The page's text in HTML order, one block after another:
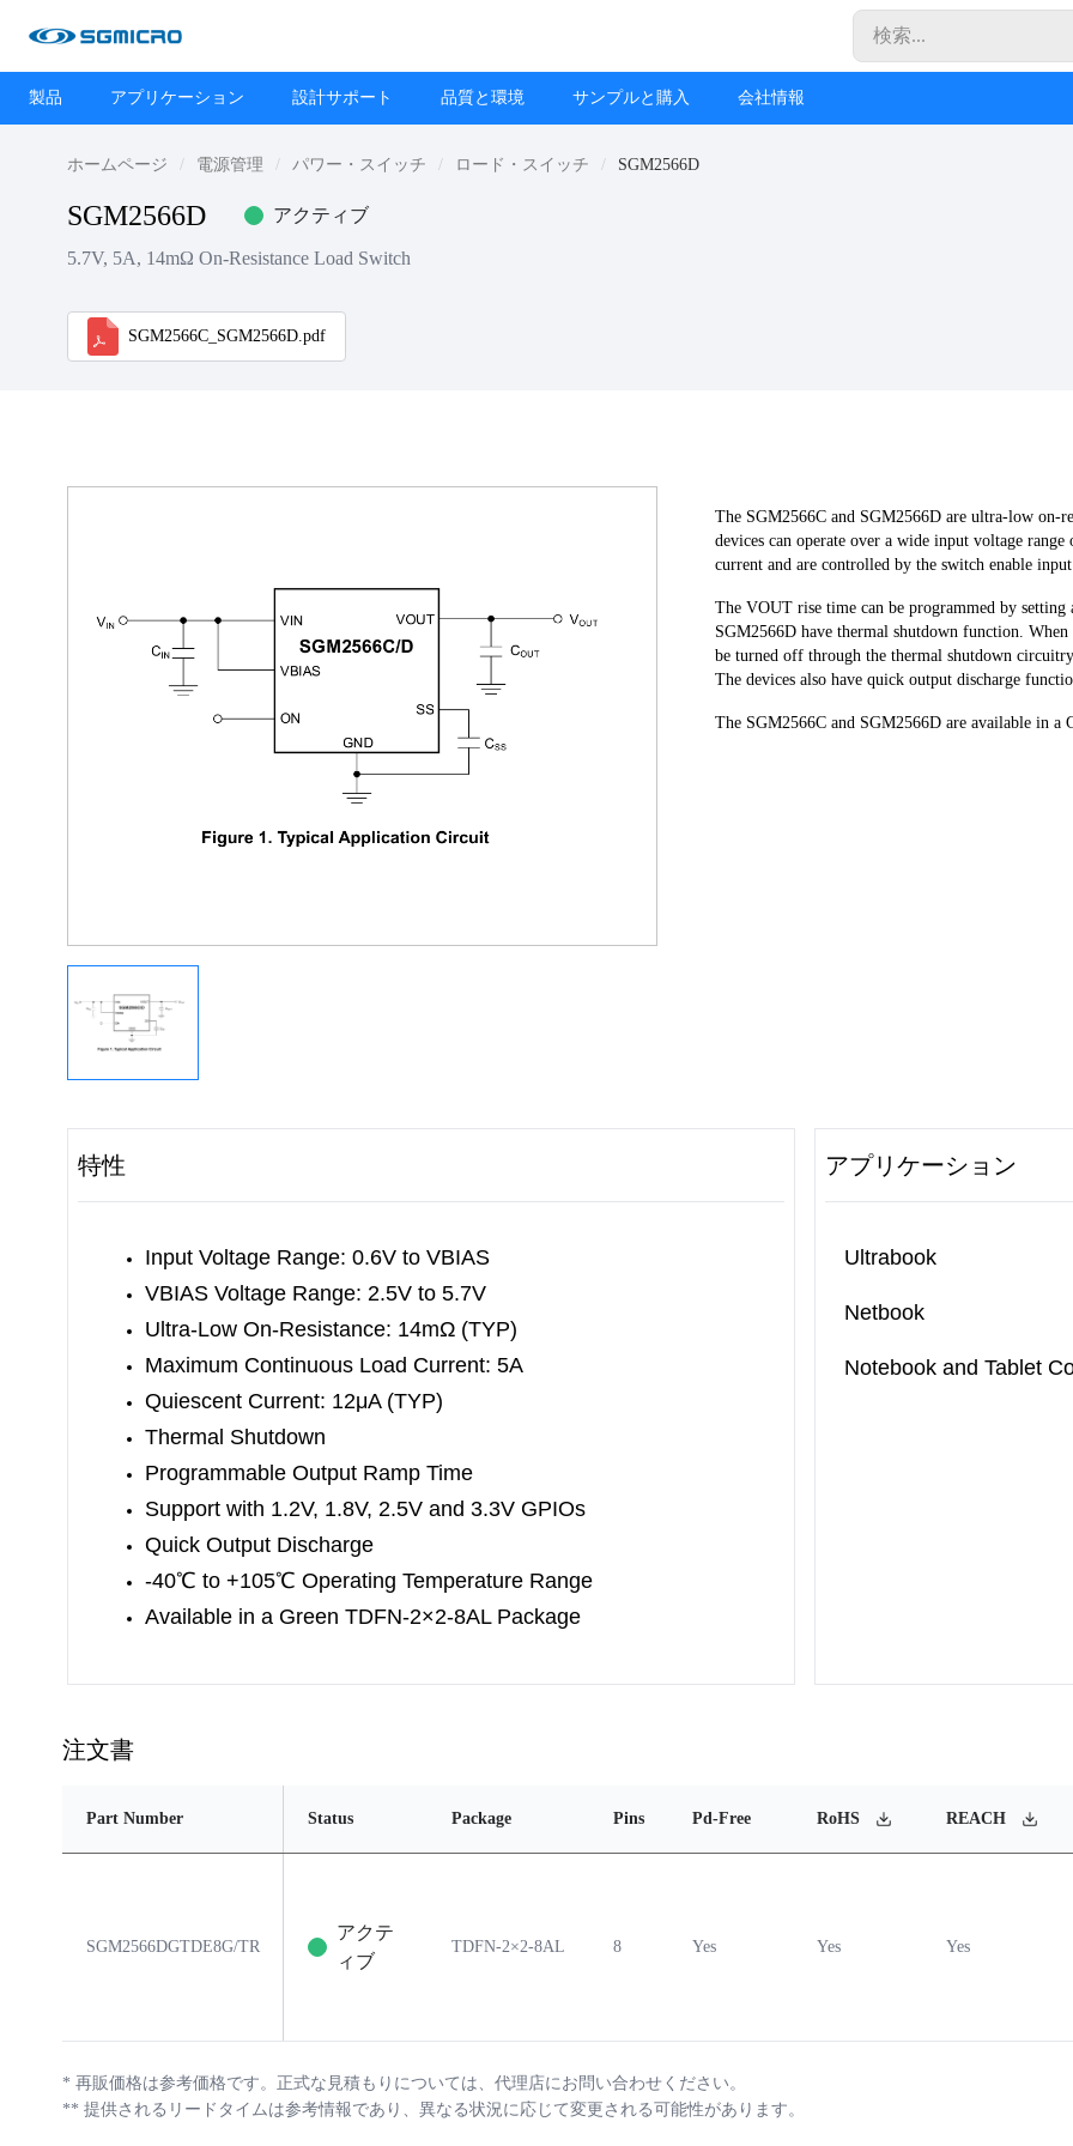
製品 アプリケーション 設計サポート 品質と環境 サンプルと購入 会社情報
ホームページ 電源管理 パワー・スイッチ ロード・スイッチ SGM2566D
SGM2566D アクティブ
5.7V, 5A, 14mΩ On-Resistance Load Switch
SGM2566C_SGM2566D.pdf
The SGM2566C and SGM2566D are ultra-low on-
devices can operate over a wide input voltage
current and are controlled by the switch enable
The VOUT rise time can be programmed by
SGM2566D have thermal shutdown function.
be turned off through the thermal shutdown
The devices also have quick output discharge
The SGM2566C and SGM2566D are available in a
特性
Input Voltage Range: 0.6V to VBIAS
VBIAS Voltage Range: 2.5V to 5.7V
Ultra-Low On-Resistance: 14mΩ (TYP)
Maximum Continuous Load Current: 5A
Quiescent Current: 12μA (TYP)
Thermal Shutdown
Programmable Output Ramp Time
Support with 1.2V, 1.8V, 2.5V and 3.3V GPIOs
Quick Output Discharge
-40℃ to +105℃ Operating Temperature Range
Available in a Green TDFN-2×2-8AL Package
アプリケーション
Ultrabook
Netbook
Notebook and Tablet
注文書
Part Number Status Package Pins Pd-Free RoHS REACH
SGM2566DGTDE8G/TR
アクテ
ィブ
TDFN-2×2-8AL 8 Yes Yes Yes
* 再販価格は参考価格です。正式な見積もりについては、代理店にお問い合わせください。
** 提供されるリードタイムは参考情報であり、異なる状況に応じて変更される可能性があります。